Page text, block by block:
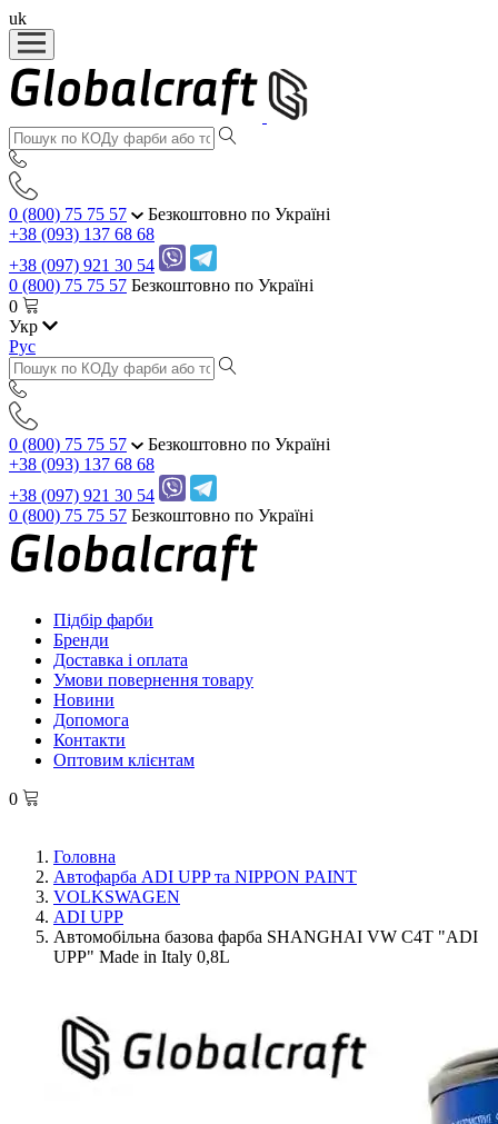
uk
0 (800) 75 75 57
Безкоштовно по Україні
+38 (093) 137 68 68
+38 (097) 921 30 54
0 (800) 75 75 57 Безкоштовно по Україні
0
Укр
Рус
0 (800) 75 75 57
Безкоштовно по Україні
+38 (093) 137 68 68
+38 (097) 921 30 54
0 (800) 75 75 57 Безкоштовно по Україні
Підбір фарби
Бренди
Доставка і оплата
Умови повернення товару
Новини
Допомога
Контакти
Оптовим клієнтам
0
Головна
Автофарба ADI UPP та NIPPON PAINT
VOLKSWAGEN
ADI UPP
Автомобільна базова фарба SHANGHAI VW C4T "ADI
UPP" Made in Italy 0,8L